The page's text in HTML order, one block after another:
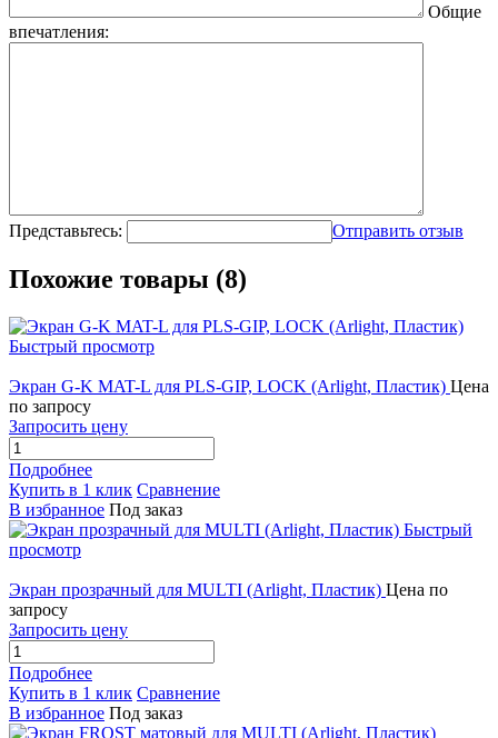
Общие
впечатления:
Представьтесь: Отправить отзыв
Похожие товары (8)
Быстрый просмотр
Экран G-K MAT-L для PLS-GIP, LOCK (Arlight, Пластик) Цена
по запросу
Запросить цену
Подробнее
Купить в 1 клик Сравнение
В избранное Под заказ
Быстрый
просмотр
Экран прозрачный для MULTI (Arlight, Пластик) Цена по
запросу
Запросить цену
Подробнее
Купить в 1 клик Сравнение
В избранное Под заказ